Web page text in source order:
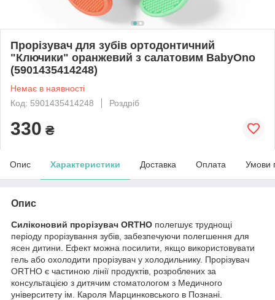
Прорізувач для зубів ортодонтичний
"Ключики" оранжевий з салатовим BabyOno
(5901435414248)
Немає в наявності
Код: 5901435414248
Роздріб
330 ₴
Опис Характеристики Доставка Оплата Умови
Опис
Силіконовий прорізувач ORTHO полегшує труднощі
періоду прорізування зубів, забезпечуючи полегшення для
ясен дитини. Ефект можна посилити, якщо використовувати
гель або охолодити прорізувач у холодильнику. Прорізувач
ORTHO є частиною лінії продуктів, розроблених за
консультацією з дитячим стоматологом з Медичного
університету ім. Кароля Марцинковського в Познані.